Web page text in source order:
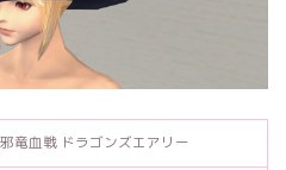
邪竜血戦 ドラゴンズエアリー